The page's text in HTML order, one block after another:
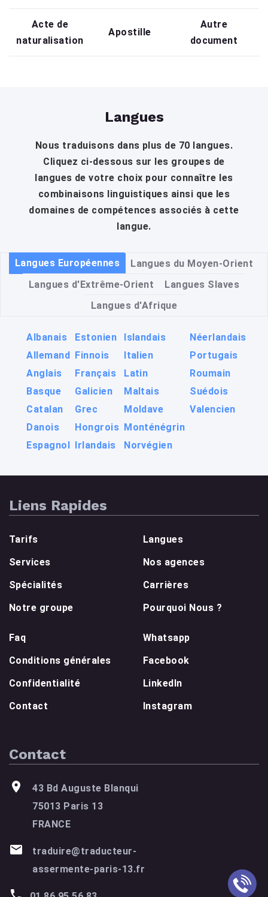
Acte de
naturalisation
Apostille
Autre
document
Langues
Nous traduisons dans plus de 70 langues.
Cliquez ci-dessous sur les groupes de
langues de votre choix pour connaître les
combinaisons linguistiques ainsi que les
domaines de compétences associés à cette
langue.
Langues Européennes
Langues du Moyen-Orient
Langues d'Extrême-Orient
Langues Slaves
Langues d'Afrique
Albanais
Allemand
Anglais
Basque
Catalan
Danois
Espagnol
Estonien
Finnois
Français
Galicien
Grec
Hongrois
Irlandais
Islandais
Italien
Latin
Maltais
Moldave
Monténégrin
Norvégien
Néerlandais
Portugais
Roumain
Suédois
Valencien
Liens Rapides
Tarifs
Services
Spécialités
Notre groupe
Langues
Nos agences
Carrières
Pourquoi Nous ?
Faq
Conditions générales
Confidentialité
Contact
Whatsapp
Facebook
LinkedIn
Instagram
Contact
43 Bd Auguste Blanqui
75013 Paris 13
FRANCE
traduire@traducteur-
assermente-paris-13.fr